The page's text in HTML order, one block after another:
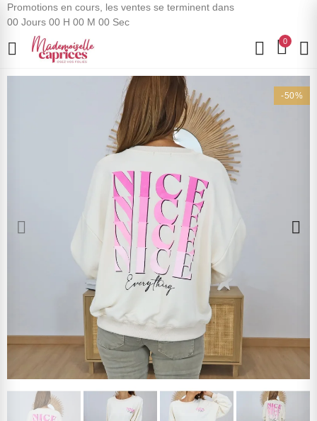
Promotions en cours, les ventes se terminent dans
00 Jours 00 H 00 M 00 Sec
0
-50%